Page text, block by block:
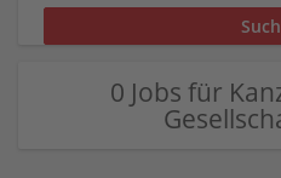
0 Jobs für